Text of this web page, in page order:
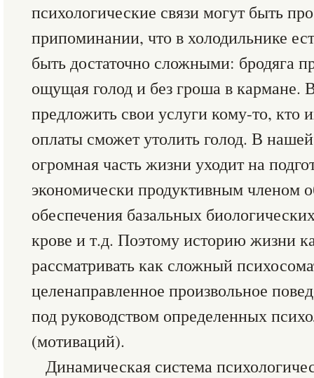
психологические связи могут быть
припоминании, что в холодильнике
быть достаточно сложными: бродяга
ощущая голод и без гроша в кармане.
предложить свои услуги кому-то, кто
оплаты сможет утолить голод. В
огромная часть жизни уходит на
экономически продуктивным членом
обеспечения базальных
крове и т.д. Поэтому историю жизни
рассматривать как сложный
целенаправленное произвольное
под руководством определенных
(мотиваций).
Динамическая система